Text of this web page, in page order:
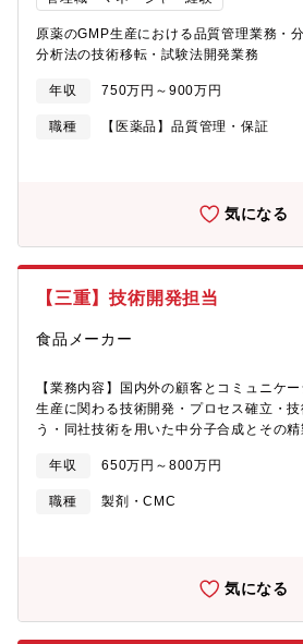
原薬のGMP生産における品質管理業務・
分析法の技術移転・試験法開発業務
年収 750万円～900万円
職種
【医薬品】品質管理・保証
気になる
【三重】技術開発担当
食品メーカー
【業務内容】国内外の顧客とコミュニケ
生産に関わる技術開発・プロセス確立・
う・同社技術を用いた中分子合成とその
託先CDMOとの連携を図り、技術や製造を
年収 650万円～800万円
職種
製剤・CMC
気になる